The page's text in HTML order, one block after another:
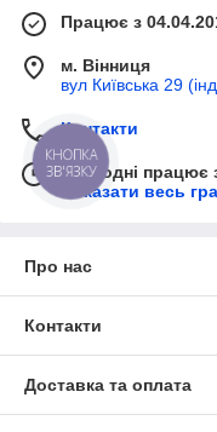
Працює з
м. Вінниця
вул Київська 29
Контакти
Сьогодні працює
Показати весь
Про нас
Контакти
Доставка та оплата
КНОПКА
ЗВ'ЯЗКУ